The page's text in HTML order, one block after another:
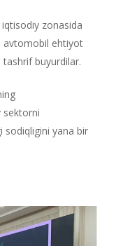
zonasida
avtomobil ehtiyot
buyurdilar.
sektorni
sodiqligini yana bir